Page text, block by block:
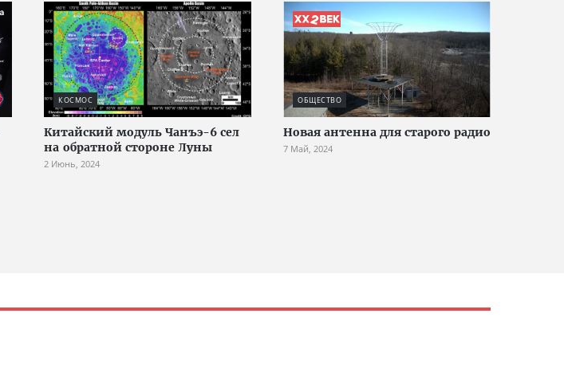
КОСМОС
Китайский модуль Чанъэ-6 сел
на обратной стороне Луны
2 Июнь, 2024
ОБЩЕСТВО
Новая антенна для старого радио
7 Май, 2024